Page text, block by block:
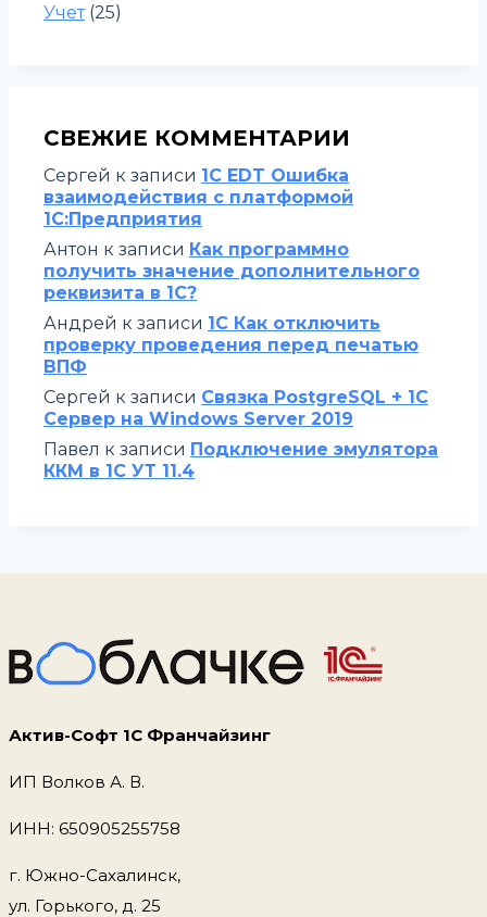
Учет(25)
СВЕЖИЕ КОММЕНТАРИИ
Сергей к записи 1C EDT Ошибка
взаимодействия с платформой
1С:Предприятия
Антон к записи Как программно
получить значение дополнительного
реквизита в 1С?
Андрей к записи 1С Как отключить
проверку проведения перед печатью
ВПФ
Сергей к записи Связка PostgreSQL + 1С
Сервер на Windows Server 2019
Павел к записи Подключение эмулятора
ККМ в 1С УТ 11.4
Актив-Софт 1С Франчайзинг
ИП Волков А. В.
ИНН: 650905255758
г. Южно-Сахалинск,
ул. Горького, д. 25